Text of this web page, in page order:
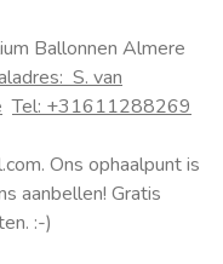
Ballonnen Almere
S. van
Tel: +31611288269
Ons ophaalpunt is
aanbellen! Gratis
:-)